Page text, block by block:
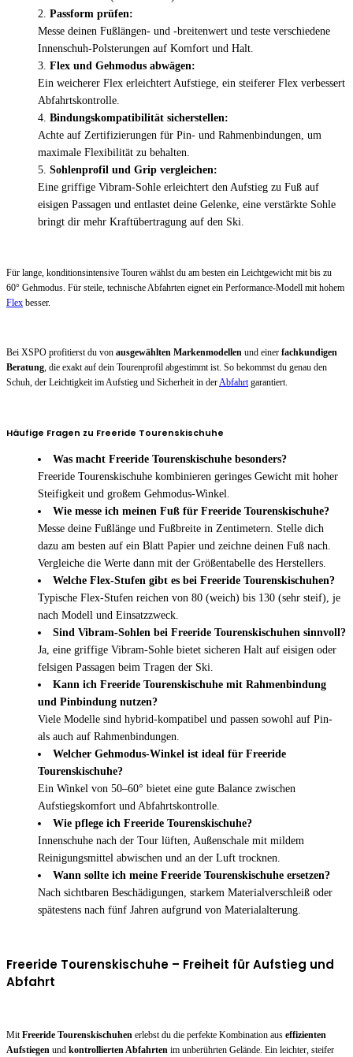
Passform prüfen:
Messe deinen Fußlängen- und -breitenwert und teste verschiedene
Innenschuh-Polsterungen auf Komfort und Halt.
Flex und Gehmodus abwägen:
Ein weicherer Flex erleichtert Aufstiege, ein steiferer Flex verbessert
Abfahrtskontrolle.
Bindungskompatibilität sicherstellen:
Achte auf Zertifizierungen für Pin- und Rahmenbindungen, um
maximale Flexibilität zu behalten.
Sohlenprofil und Grip vergleichen:
Eine griffige Vibram-Sohle erleichtert den Aufstieg zu Fuß auf
eisigen Passagen und entlastet deine Gelenke, eine verstärkte Sohle
bringt dir mehr Kraftübertragung auf den Ski.
Für lange, konditionsintensive Touren wählst du am besten ein Leichtgewicht mit bis zu
60° Gehmodus. Für steile, technische Abfahrten eignet ein Performance-Modell mit hohem
Flex besser.
Bei XSPO profitierst du von ausgewählten Markenmodellen und einer fachkundigen
Beratung , die exakt auf dein Tourenprofil abgestimmt ist. So bekommst du genau den
Schuh, der Leichtigkeit im Aufstieg und Sicherheit in der Abfahrt garantiert.
Häufige Fragen zu Freeride Tourenskischuhe
Was macht Freeride Tourenskischuhe besonders?
Freeride Tourenskischuhe kombinieren geringes Gewicht mit hoher
Steifigkeit und großem Gehmodus-Winkel.
Wie messe ich meinen Fuß für Freeride Tourenskischuhe?
Messe deine Fußlänge und Fußbreite in Zentimetern. Stelle dich
dazu am besten auf ein Blatt Papier und zeichne deinen Fuß nach.
Vergleiche die Werte dann mit der Größentabelle des Herstellers.
Welche Flex-Stufen gibt es bei Freeride Tourenskischuhen?
Typische Flex-Stufen reichen von 80 (weich) bis 130 (sehr steif), je
nach Modell und Einsatzzweck.
Sind Vibram-Sohlen bei Freeride Tourenskischuhen sinnvoll?
Ja, eine griffige Vibram-Sohle bietet sicheren Halt auf eisigen oder
felsigen Passagen beim Tragen der Ski.
Kann ich Freeride Tourenskischuhe mit Rahmenbindung
und Pinbindung nutzen?
Viele Modelle sind hybrid-kompatibel und passen sowohl auf Pin-
als auch auf Rahmenbindungen.
Welcher Gehmodus-Winkel ist ideal für Freeride
Tourenskischuhe?
Ein Winkel von 50–60° bietet eine gute Balance zwischen
Aufstiegskomfort und Abfahrtskontrolle.
Wie pflege ich Freeride Tourenskischuhe?
Innenschuhe nach der Tour lüften, Außenschale mit mildem
Reinigungsmittel abwischen und an der Luft trocknen.
Wann sollte ich meine Freeride Tourenskischuhe ersetzen?
Nach sichtbaren Beschädigungen, starkem Materialverschleiß oder
spätestens nach fünf Jahren aufgrund von Materialalterung.
Freeride Tourenskischuhe – Freiheit für Aufstieg und
Abfahrt
MitFreeride Tourenskischuhen erlebst du die perfekte Kombination aus effizienten
Aufstiegen und kontrollierten Abfahrten im unberührten Gelände. Ein leichter, steifer